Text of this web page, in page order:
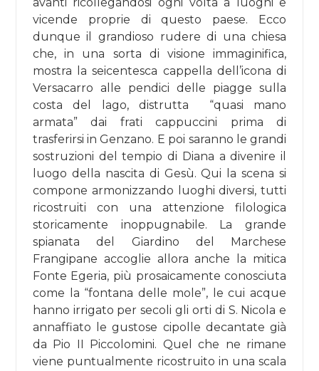
vicende proprie di questo paese. Ecco
dunque il grandioso rudere di una chiesa
che, in una sorta di visione immaginifica,
mostra la seicentesca cappella dell’icona di
Versacarro alle pendici delle piagge sulla
costa del lago, distrutta “quasi mano
armata” dai frati cappuccini prima di
trasferirsi in Genzano. E poi saranno le grandi
sostruzioni del tempio di Diana a divenire il
luogo della nascita di Gesù. Qui la scena si
compone armonizzando luoghi diversi, tutti
ricostruiti con una attenzione filologica
storicamente inoppugnabile. La grande
spianata del Giardino del Marchese
Frangipane accoglie allora anche la mitica
Fonte Egeria, più prosaicamente conosciuta
come la “fontana delle mole”, le cui acque
hanno irrigato per secoli gli orti di S. Nicola e
annaffiato le gustose cipolle decantate già
da Pio II Piccolomini. Quel che ne rimane
viene puntualmente ricostruito in una scala